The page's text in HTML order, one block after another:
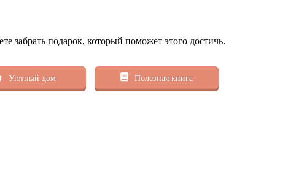
забрать подарок, который поможет этого достичь.
Уютный дом Полезная книга